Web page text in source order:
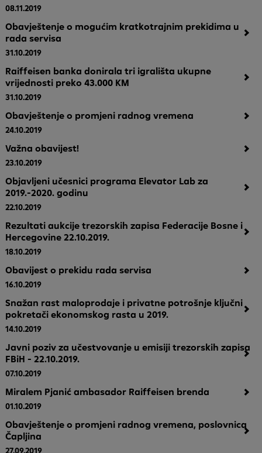
08.11.2019
Obavještenje o mogućim kratkotrajnim prekidima u
rada servisa
31.10.2019
Raiffeisen banka donirala tri igrališta ukupne
vrijednosti preko 43.000 KM
31.10.2019
Obavještenje o promjeni radnog vremena
24.10.2019
Važna obavijest!
23.10.2019
Objavljeni učesnici programa Elevator Lab za
2019.-2020. godinu
22.10.2019
Rezultati aukcije trezorskih zapisa Federacije Bosne i
Hercegovine 22.10.2019.
18.10.2019
Obavijest o prekidu rada servisa
16.10.2019
Snažan rast maloprodaje i privatne potrošnje ključni
pokretači ekonomskog rasta u 2019.
14.10.2019
Javni poziv za učestvovanje u emisiji trezorskih zapisa
FBiH - 22.10.2019.
07.10.2019
Miralem Pjanić ambasador Raiffeisen brenda
01.10.2019
Obavještenje o promjeni radnog vremena, poslovnica
Čapljina
27.09.2019